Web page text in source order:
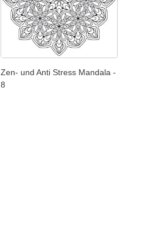
Zen- und Anti Stress Mandala -
8